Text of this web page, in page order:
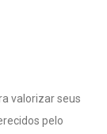
valorizar seus
pelo